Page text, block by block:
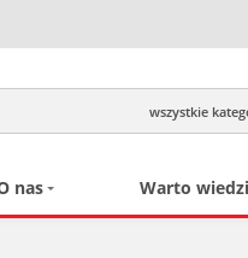
wszystkie
nas Warto